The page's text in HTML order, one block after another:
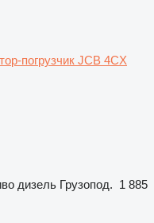
погрузчик JCB 4CX
дизель Грузопод. 1 885